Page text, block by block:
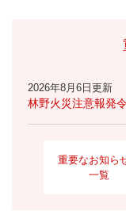
2026年8月6日更新
林野火災注意報発
重要なお知ら
一覧